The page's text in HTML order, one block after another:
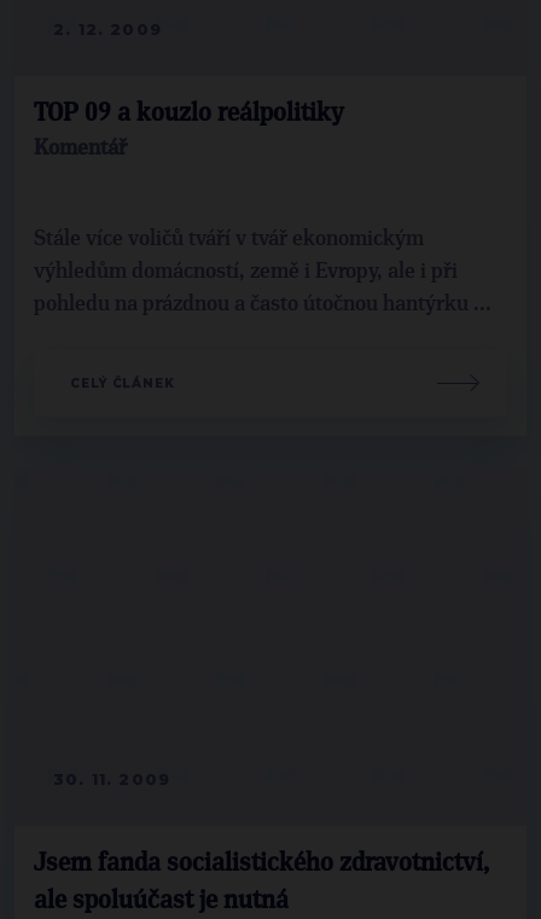
TOP 09 a kouzlo reálpolitiky
Komentář
Stále více voličů tváří v tvář ekonomickým
výhledům domácností, země i Evropy, ale i při
pohledu na prázdnou a často útočnou hantýrku ...
CELÝ ČLÁNEK
Jsem fanda socialistického zdravotnictví,
ale spoluúčast je nutná